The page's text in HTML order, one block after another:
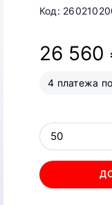
Код:
26 560
4 платежа
50